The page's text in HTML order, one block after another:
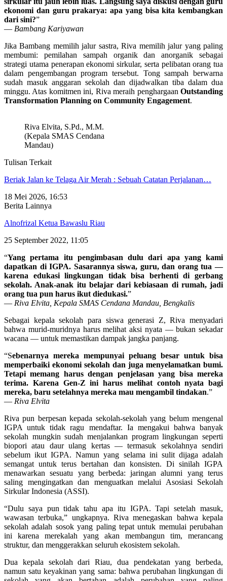
ekonomi dan guru prakarya: apa yang bisa kita kembangkan
dari sini?”
— Bambang Kariyawan
Jika Bambang memilih jalur sastra, Riva memilih jalur yang paling
membumi: pemilahan sampah organik dan anorganik sebagai
strategi utama penerapan ekonomi sirkular, serta pelibatan orang tua
dalam pengembangan program tersebut. Tong sampah berwarna
sudah masuk anggaran sekolah dan dijadwalkan tiba dalam dua
minggu. Atas komitmen ini, Riva meraih penghargaan Outstanding
Transformation Planning on Community Engagement.
Riva Elvita, S.Pd., M.M.
(Kepala SMAS Cendana
Mandau)
Tulisan Terkait
Beriak Jalan ke Telaga Air Merah : Sebuah Catatan Perjalanan…
18 Mei 2026, 16:53
Berita Lainnya
Alnofrizal Ketua Bawaslu Riau
25 September 2022, 11:05
“Yang pertama itu pengimbasan dulu dari apa yang kami
dapatkan di IGPA. Sasarannya siswa, guru, dan orang tua —
karena edukasi lingkungan tidak bisa berhenti di gerbang
sekolah. Anak-anak itu belajar dari kebiasaan di rumah, jadi
orang tua pun harus ikut diedukasi.”
— Riva Elvita, Kepala SMAS Cendana Mandau, Bengkalis
Sebagai kepala sekolah para siswa generasi Z, Riva menyadari
bahwa murid-muridnya harus melihat aksi nyata — bukan sekadar
wacana — untuk memastikan dampak jangka panjang.
“Sebenarnya mereka mempunyai peluang besar untuk bisa
memperbaiki ekonomi sekolah dan juga menyelamatkan bumi.
Tetapi memang harus dengan penjelasan yang bisa mereka
terima. Karena Gen-Z ini harus melihat contoh nyata bagi
mereka, baru setelahnya mereka mau mengambil tindakan.”
— Riva Elvita
Riva pun berpesan kepada sekolah-sekolah yang belum mengenal
IGPA untuk tidak ragu mendaftar. Ia mengakui bahwa banyak
sekolah mungkin sudah menjalankan program lingkungan seperti
biopori atau daur ulang kertas — termasuk sekolahnya sendiri
sebelum ikut IGPA. Namun yang selama ini sulit dijaga adalah
semangat untuk terus bertahan dan konsisten. Di sinilah IGPA
menawarkan sesuatu yang berbeda: jaringan alumni yang terus
saling mengingatkan dan menguatkan melalui Asosiasi Sekolah
Sirkular Indonesia (ASSI).
“Dulu saya pun tidak tahu apa itu IGPA. Tapi setelah masuk,
wawasan terbuka,” ungkapnya. Riva menegaskan bahwa kepala
sekolah adalah sosok yang paling tepat untuk memulai perubahan
ini karena merekalah yang akan membangun tim, merancang
struktur, dan menggerakkan seluruh ekosistem sekolah.
Dua kepala sekolah dari Riau, dua pendekatan yang berbeda,
namun satu keyakinan yang sama: bahwa perubahan lingkungan di